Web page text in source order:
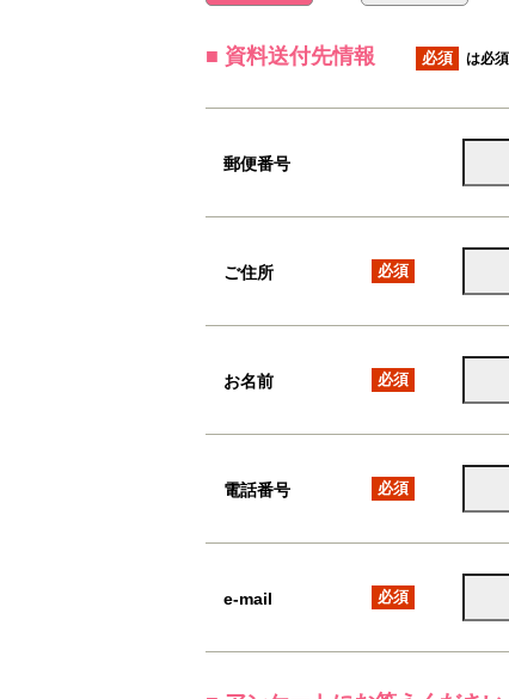
■ 資料送付先情報 必須 は必
郵便番号
ご住所 必須
お名前 必須
電話番号 必須
e-mail 必須